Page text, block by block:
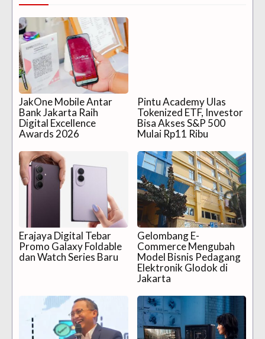
JakOne Mobile Antar
Bank Jakarta Raih
Digital Excellence
Awards 2026
Pintu Academy Ulas
Tokenized ETF, Investor
Bisa Akses S&P 500
Mulai Rp11 Ribu
Erajaya Digital Tebar
Promo Galaxy Foldable
dan Watch Series Baru
Gelombang E-
Commerce Mengubah
Model Bisnis Pedagang
Elektronik Glodok di
Jakarta